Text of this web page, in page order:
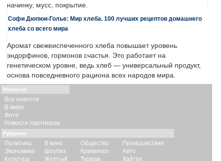
начинку, мусс, покрытие.
Софи Дюпюи-Голье: Мир хлеба. 100 лучших рецептов домашнего
хлеба со всего мира
Аромат свежеиспеченного хлеба повышает уровень
эндорфинов, гормонов счастья. Это работает на
генетическом уровне, ведь хлеб — универсальный продукт,
основа повседневного рациона всех народов мира.
Новости
Все новости
В мире
Фото
Новости партнеров
Рубрики
Политика
Экономика
Культура
В кино
Шоубиз
Желтый
Общество
Криминал
Туризм
Происшествия
Авто
Хайтек